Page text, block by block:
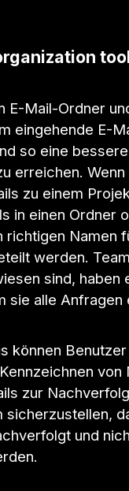
E-Mail-Ordner
eingehende E-
so eine bessere
erreichen. Wenn
zu einem
in einen Ordner
richtigen Namen
werden.
sind, haben
sie alle Anfragen
können
von
zur
sicherzustellen,
und